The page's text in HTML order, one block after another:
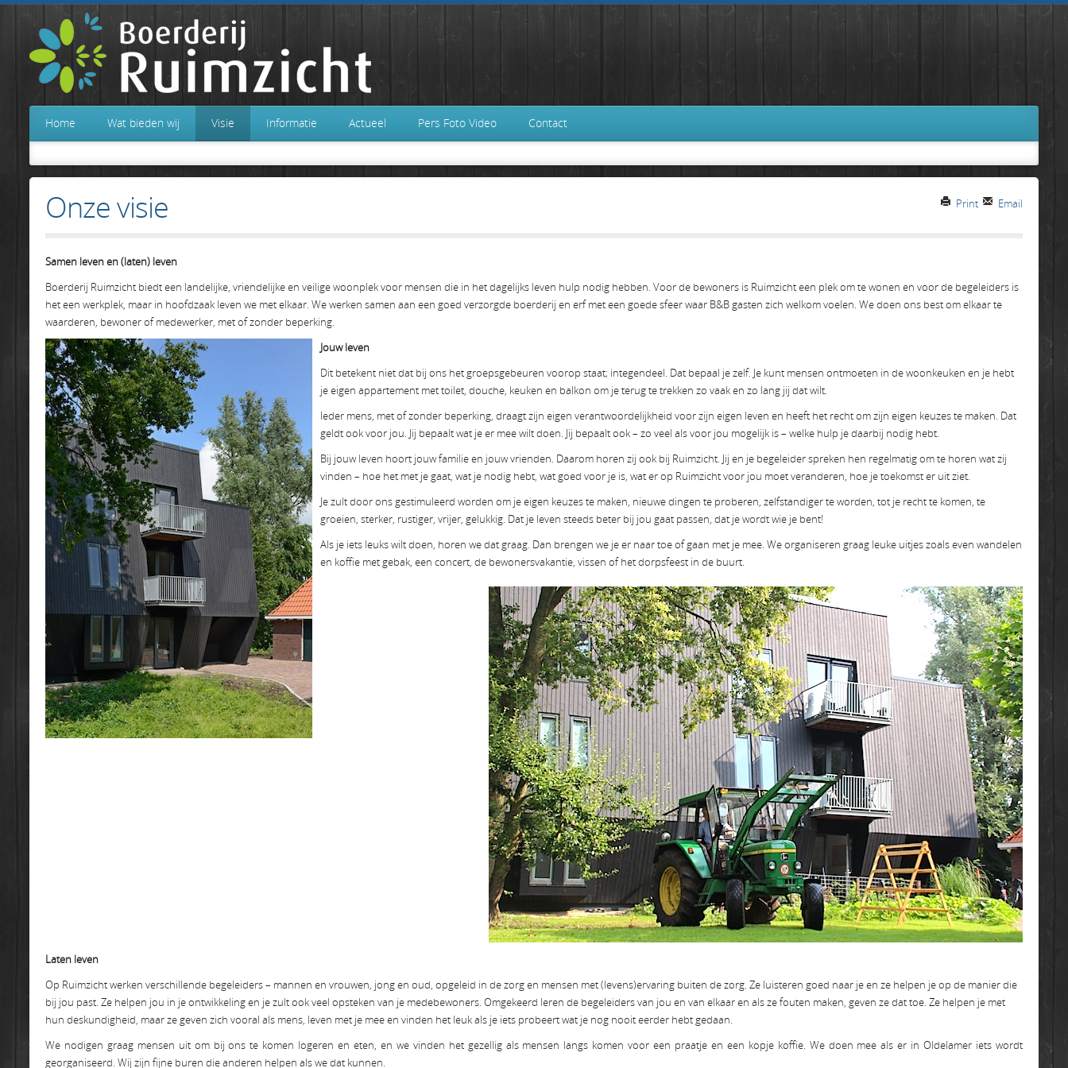
Home Wat bieden wij Visie Informatie Actueel Pers Foto Video Contact
Email
Print
Onze visie
Samen leven en (laten) leven
Boerderij Ruimzicht biedt een landelijke, vriendelijke en veilige woonplek voor mensen die in het dagelijks leven hulp nodig hebben. Voor de bewoners is Ruimzicht een plek om te wonen en voor de begeleiders is
het een werkplek, maar in hoofdzaak leven we met elkaar. We werken samen aan een goed verzorgde boerderij en erf met een goede sfeer waar B&B gasten zich welkom voelen. We doen ons best om elkaar te
waarderen, bewoner of medewerker, met of zonder beperking.
Jouw leven
Dit betekent niet dat bij ons het groepsgebeuren voorop staat; integendeel. Dat bepaal je zelf. Je kunt mensen ontmoeten in de woonkeuken en je hebt
je eigen appartement met toilet, douche, keuken en balkon om je terug te trekken zo vaak en zo lang jij dat wilt.
Ieder mens, met of zonder beperking, draagt zijn eigen verantwoordelijkheid voor zijn eigen leven en heeft het recht om zijn eigen keuzes te maken. Dat
geldt ook voor jou. Jij bepaalt wat je er mee wilt doen. Jij bepaalt ook – zo veel als voor jou mogelijk is – welke hulp je daarbij nodig hebt.
Bij jouw leven hoort jouw familie en jouw vrienden. Daarom horen zij ook bij Ruimzicht. Jij en je begeleider spreken hen regelmatig om te horen wat zij
vinden – hoe het met je gaat, wat je nodig hebt, wat goed voor je is, wat er op Ruimzicht voor jou moet veranderen, hoe je toekomst er uit ziet.
Je zult door ons gestimuleerd worden om je eigen keuzes te maken, nieuwe dingen te proberen, zelfstandiger te worden, tot je recht te komen, te
groeien, sterker, rustiger, vrijer, gelukkig. Dat je leven steeds beter bij jou gaat passen, dat je wordt wie je bent!
Als je iets leuks wilt doen, horen we dat graag. Dan brengen we je er naar toe of gaan met je mee. We organiseren graag leuke uitjes zoals even wandelen
en koffie met gebak, een concert, de bewonersvakantie, vissen of het dorpsfeest in de buurt.
Laten leven
Op Ruimzicht werken verschillende begeleiders – mannen en vrouwen, jong en oud, opgeleid in de zorg en mensen met (levens)ervaring buiten de zorg. Ze luisteren goed naar je en ze helpen je op de manier die
bij jou past. Ze helpen jou in je ontwikkeling en je zult ook veel opsteken van je medebewoners. Omgekeerd leren de begeleiders van jou en van elkaar en als ze fouten maken, geven ze dat toe. Ze helpen je met
hun deskundigheid, maar ze geven zich vooral als mens, leven met je mee en vinden het leuk als je iets probeert wat je nog nooit eerder hebt gedaan.
We nodigen graag mensen uit om bij ons te komen logeren en eten, en we vinden het gezellig als mensen langs komen voor een praatje en een kopje koffie. We doen mee als er in Oldelamer iets wordt
georganiseerd. Wij zijn fijne buren die anderen helpen als we dat kunnen.